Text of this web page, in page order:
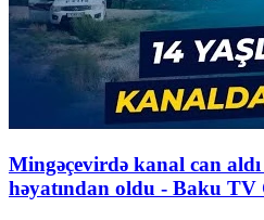
Mingəçevirdə kanal can
həyatından oldu - Baku